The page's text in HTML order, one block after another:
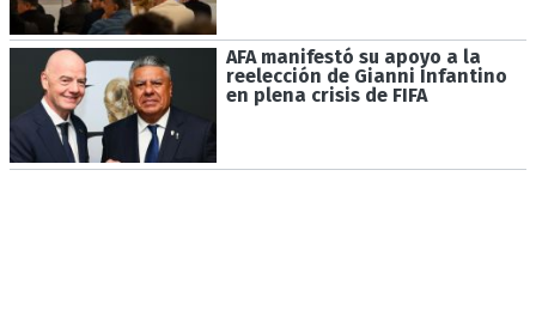
AFA manifestó su apoyo a la
reelección de Gianni Infantino
en plena crisis de FIFA